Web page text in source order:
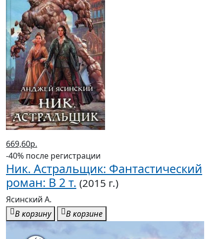
669,60р.
-40% после регистрации
Ник. Астральщик: Фантастический
роман: В 2 т. (2015 г.)
Ясинский А.
В корзину